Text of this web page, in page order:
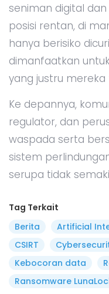
seniman digital
posisi rentan, di
hanya berisiko
dimanfaatkan
yang justru mereka
Ke depannya,
regulator, dan
waspada serta
sistem
serupa tidak
Tag Terkait
Berita
Artificial
CSIRT
Kebocoran data
Ransomware